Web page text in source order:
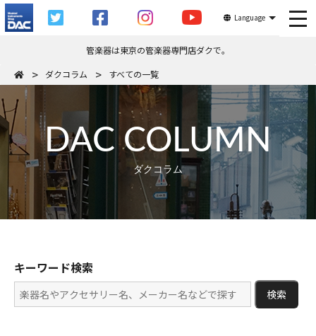
Language
管楽器は東京の管楽器専門店ダクで。
ダクコラム
すべての一覧
DAC COLUMN
ダクコラム
キーワード検索
検索